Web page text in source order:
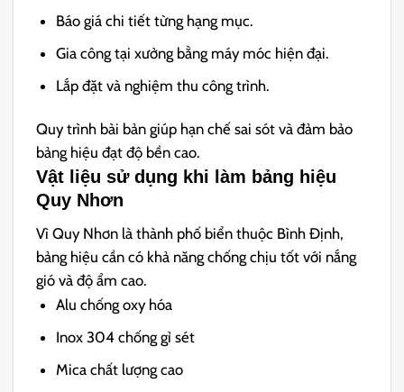
Báo giá chi tiết từng hạng mục.
Gia công tại xưởng bằng máy móc hiện đại.
Lắp đặt và nghiệm thu công trình.
Quy trình bài bản giúp hạn chế sai sót và đảm bảo
bảng hiệu đạt độ bền cao.
Vật liệu sử dụng khi làm bảng hiệu
Quy Nhơn
Vì Quy Nhơn là thành phố biển thuộc Bình Định,
bảng hiệu cần có khả năng chống chịu tốt với nắng
gió và độ ẩm cao.
Alu chống oxy hóa
Inox 304 chống gỉ sét
Mica chất lượng cao